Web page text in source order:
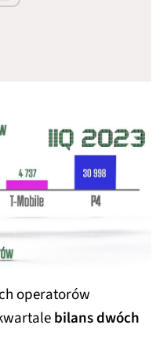
operatorów
bilans dwóch